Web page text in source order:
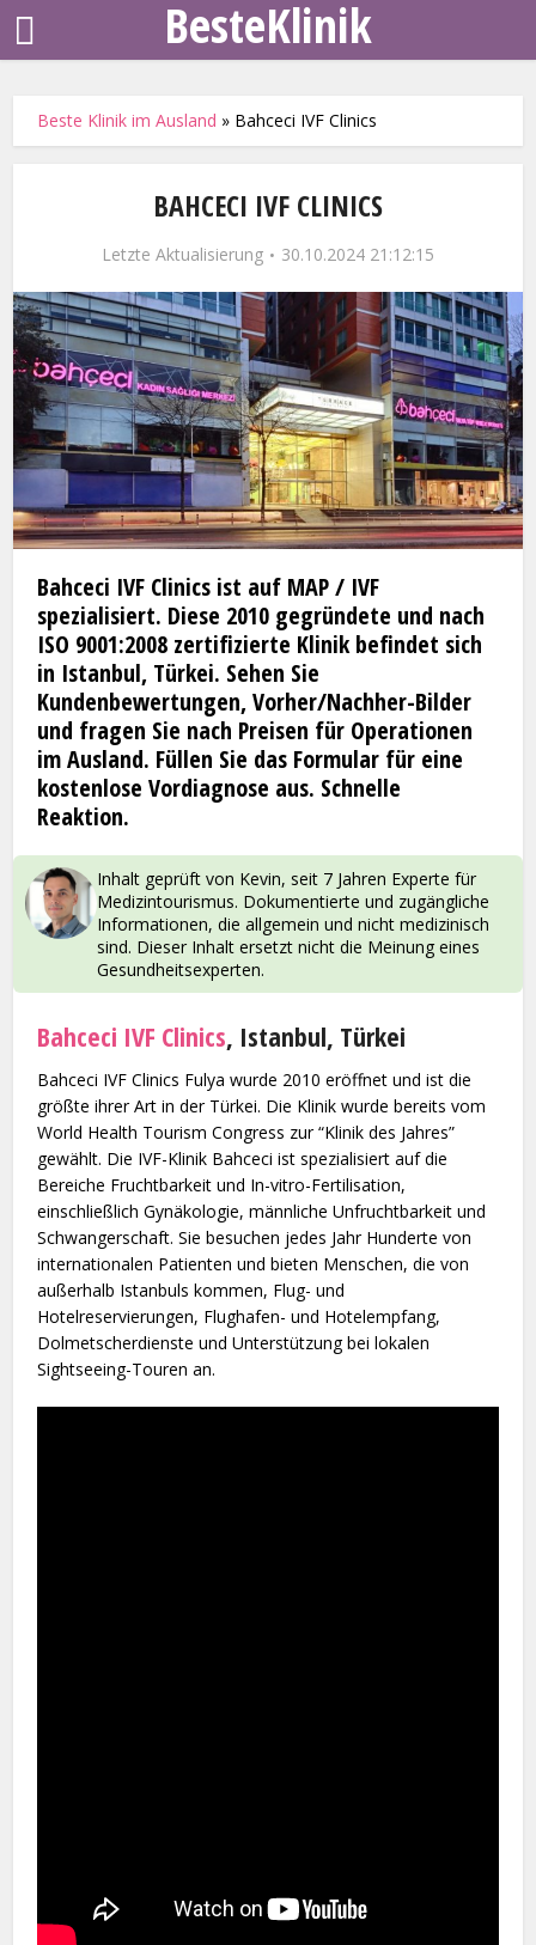
BesteKlinik
Beste Klinik im Ausland » Bahceci IVF Clinics
BAHCECI IVF CLINICS
Letzte Aktualisierung 30.10.2024 21:12:15
Bahceci IVF Clinics ist auf MAP / IVF
spezialisiert. Diese 2010 gegründete und nach
ISO 9001:2008 zertifizierte Klinik befindet sich
in Istanbul, Türkei. Sehen Sie
Kundenbewertungen, Vorher/Nachher-Bilder
und fragen Sie nach Preisen für Operationen
im Ausland. Füllen Sie das Formular für eine
kostenlose Vordiagnose aus. Schnelle
Reaktion.
Inhalt geprüft von Kevin, seit 7 Jahren Experte für
Medizintourismus. Dokumentierte und zugängliche
Informationen, die allgemein und nicht medizinisch
sind. Dieser Inhalt ersetzt nicht die Meinung eines
Gesundheitsexperten.
Bahceci IVF Clinics, Istanbul, Türkei
Bahceci IVF Clinics Fulya wurde 2010 eröffnet und ist die
größte ihrer Art in der Türkei. Die Klinik wurde bereits vom
World Health Tourism Congress zur “Klinik des Jahres”
gewählt. Die IVF-Klinik Bahceci ist spezialisiert auf die
Bereiche Fruchtbarkeit und In-vitro-Fertilisation,
einschließlich Gynäkologie, männliche Unfruchtbarkeit und
Schwangerschaft. Sie besuchen jedes Jahr Hunderte von
internationalen Patienten und bieten Menschen, die von
außerhalb Istanbuls kommen, Flug- und
Hotelreservierungen, Flughafen- und Hotelempfang,
Dolmetscherdienste und Unterstützung bei lokalen
Sightseeing-Touren an.